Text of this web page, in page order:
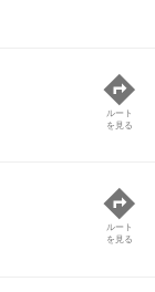
ルート
を見る
ルート
を見る